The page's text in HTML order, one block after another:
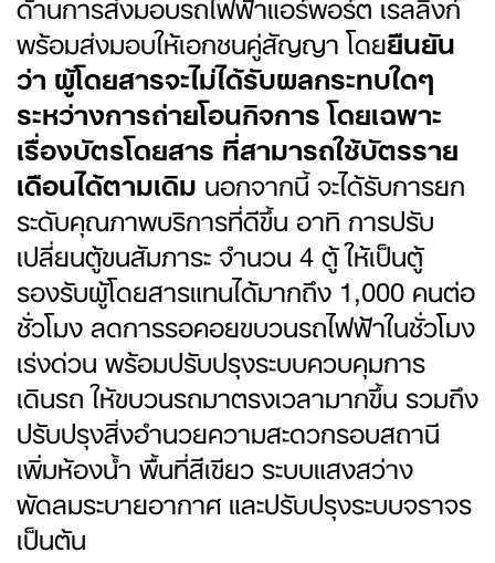
พร้อมส่งมอบให้เอกชนคู่สัญญา โดยยืนยัน
ว่า ผู้โดยสารจะไม่ได้รับผลกระทบใดๆ
ระหว่างการถ่ายโอนกิจการ โดยเฉพาะ
เรื่องบัตรโดยสาร ที่สามารถใช้บัตรราย
เดือนได้ตามเดิม นอกจากนี้ จะได้รับการยก
ระดับคุณภาพบริการที่ดีขึ้น อาทิ การปรับ
เปลี่ยนตู้ขนสัมภาระ จำนวน 4 ตู้ ให้เป็นตู้
รองรับผู้โดยสารแทนได้มากถึง 1,000 คนต่อ
ชั่วโมง ลดการรอคอยขบวนรถไฟฟ้าในชั่วโมง
เร่งด่วน พร้อมปรับปรุงระบบควบคุมการ
เดินรถ ให้ขบวนรถมาตรงเวลามากขึ้น รวมถึง
ปรับปรุงสิ่งอำนวยความสะดวกรอบสถานี
เพิ่มห้องน้ำ พื้นที่สีเขียว ระบบแสงสว่าง
พัดลมระบายอากาศ และปรับปรุงระบบจราจร
เป็นต้น